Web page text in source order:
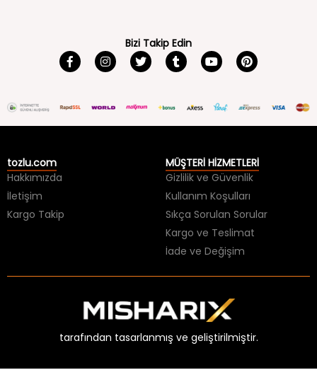
Bizi Takip Edin
tozlu.com
Hakkımızda
İletişim
Kargo Takip
MÜŞTERİ HİZMETLERİ
Gizlilik ve Güvenlik
Kullanım Koşulları
Sıkça Sorulan Sorular
Kargo ve Teslimat
İade ve Değişim
tarafından tasarlanmış ve geliştirilmiştir.